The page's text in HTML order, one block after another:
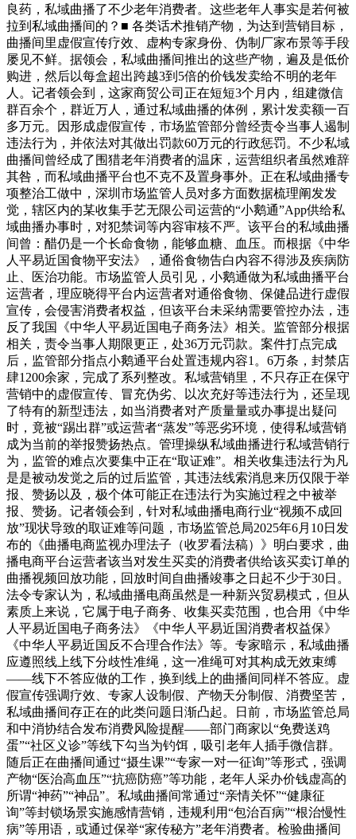
良药，私域曲播了不少老年消费者。这些老年人事实是若何被
拉到私域曲播间的？■ 各类话术推销产物，为达到营销目标，
曲播间里虚假宣传疗效、虚构专家身份、伪制厂家布景等手段
屡见不鲜。据领会，私域曲播间推出的这些产物，遍及是低价
购进，然后以每盒超出跨越3到5倍的价钱发卖给不明的老年
人。记者领会到，这家商贸公司正在短短3个月内，组建微信
群百余个，群近万人，通过私域曲播的体例，累计发卖额一百
多万元。因形成虚假宣传，市场监管部分曾经责令当事人遏制
违法行为，并依法对其做出罚款60万元的行政惩罚。不少私域
曲播间曾经成了围猎老年消费者的温床，运营组织者虽然难辞
其咎，而私域曲播平台也不克不及置身事外。正在私域曲播专
项整治工做中，深圳市场监管人员对多方面数据梳理阐发发
觉，辖区内的某收集手艺无限公司运营的“小鹅通”App供给私
域曲播办事时，对犯禁词等内容审核不严。该平台的私域曲播
间曾：醋仍是一个长命食物，能够血糖、血压。而根据《中华
人平易近国食物平安法》，通俗食物告白内容不得涉及疾病防
止、医治功能。市场监管人员引见，小鹅通做为私域曲播平台
运营者，理应晓得平台内运营者对通俗食物、保健品进行虚假
宣传，会侵害消费者权益，但该平台未采纳需要管控办法，违
反了我国《中华人平易近国电子商务法》相关。监管部分根据
相关，责令当事人期限更正，处36万元罚款。案件打点完成
后，监管部分指点小鹅通平台处置违规内容1。6万条，封禁店
肆1200余家，完成了系列整改。私域营销里，不只存正在保守
营销中的虚假宣传、冒充伪劣、以次充好等违法行为，还呈现
了特有的新型违法，如当消费者对产质量量或办事提出疑问
时，竟被“踢出群”或运营者“蒸发”等恶劣环境，使得私域营销
成为当前的举报赞扬热点。管理操纵私域曲播进行私域营销行
为，监管的难点次要集中正在“取证难”。相关收集违法行为凡
是是被动发觉之后的过后监管，其违法线索消息来历仅限于举
报、赞扬以及，极个体可能正在违法行为实施过程之中被举
报、赞扬。记者领会到，针对私域曲播电商行业“视频不成回
放”现状导致的取证难等问题，市场监管总局2025年6月10日发
布的《曲播电商监视办理法子（收罗看法稿）》明白要求，曲
播电商平台运营者该当对发生买卖的消费者供给该买卖订单的
曲播视频回放功能，回放时间自曲播竣事之日起不少于30日。
法令专家认为，私域曲播电商虽然是一种新兴贸易模式，但从
素质上来说，它属于电子商务、收集买卖范围，也合用《中华
人平易近国电子商务法》《中华人平易近国消费者权益保》
《中华人平易近国反不合理合作法》等。专家暗示，私域曲播
应遵照线上线下分歧性准绳，这一准绳可对其构成无效束缚
——线下不答应做的工作，换到线上的曲播间同样不答应。虚
假宣传强调疗效、专家人设制假、产物天分制假、消费坚苦，
私域曲播间存正在的此类问题日渐凸起。日前，市场监管总局
和中消协结合发布消费风险提醒——部门商家以“免费送鸡
蛋”“社区义诊”等线下勾当为钓饵，吸引老年人插手微信群。
随后正在曲播间通过“摄生课”“专家一对一征询”等形式，强调
产物“医治高血压”“抗癌防癌”等功能，老年人采办价钱虚高的
所谓“神药”“神品”。私域曲播间常通过“亲情关怀”“健康征
询”等封锁场景实施感情营销，违规利用“包治百病”“根治慢性
病”等用语，或通过保举“家传秘方”老年消费者。检验曲播间